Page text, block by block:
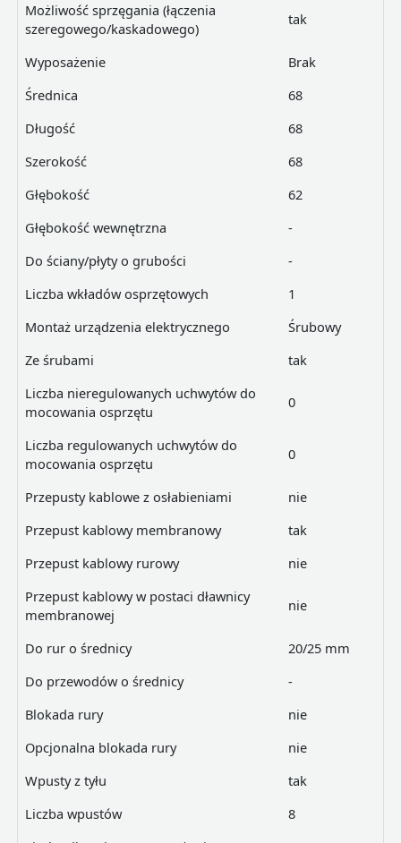
Możliwość sprzęgania (łączenia
szeregowego/kaskadowego)
tak
Wyposażenie
Brak
Średnica
68
Długość
68
Szerokość
68
Głębokość
62
Głębokość wewnętrzna
-
Do ściany/płyty o grubości
-
Liczba wkładów osprzętowych
1
Montaż urządzenia elektrycznego
Śrubowy
Ze śrubami
tak
Liczba nieregulowanych uchwytów do
mocowania osprzętu
0
Liczba regulowanych uchwytów do
mocowania osprzętu
0
Przepusty kablowe z osłabieniami
nie
Przepust kablowy membranowy
tak
Przepust kablowy rurowy
nie
Przepust kablowy w postaci dławnicy
membranowej
nie
Do rur o średnicy
20/25 mm
Do przewodów o średnicy
-
Blokada rury
nie
Opcjonalna blokada rury
nie
Wpusty z tyłu
tak
Liczba wpustów
8